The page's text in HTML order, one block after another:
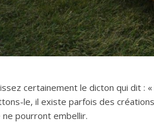
certainement le dicton qui dit :
le, il existe parfois des
ne pourront embellir.